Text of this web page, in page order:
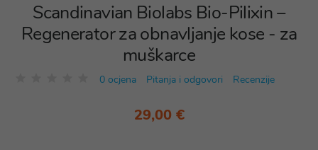
Scandinavian Biolabs Bio-Pilixin –
Regenerator za obnavljanje kose - za
muškarce
0 ocjena Pitanja i odgovori Recenzije
29,00 €